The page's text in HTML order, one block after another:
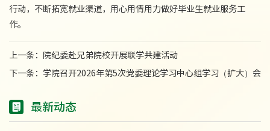
行动，不断拓宽就业渠道，用心用情用力做好毕业生就业服务工
作。
上一条： 院纪委赴兄弟院校开展联学共建活动
下一条： 学院召开2026年第5次党委理论学习中心组学习（扩大）会
最新动态